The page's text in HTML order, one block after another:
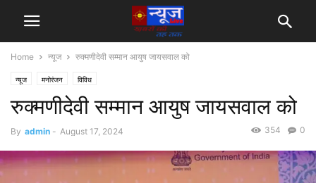
Home न्यूज रुक्मणीदेवी सम्मान आयुष जायसवाल को
न्यूज मनोरंजन विविध
रुक्मणीदेवी सम्मान आयुष जायसवाल को
By admin - August 17, 2024 0
354